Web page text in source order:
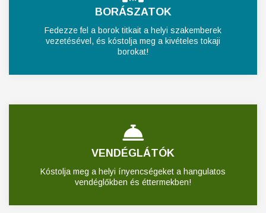
BORÁSZATOK
Fedezze fel a borok titkait a helyi szakemberek
vezetésével, és kóstolja meg a kivételes tokaji
borokat!
VENDÉGLÁTÓK
Kóstolja meg a helyi ínyencségeket a hangulatos
vendéglőkben és éttermekben!